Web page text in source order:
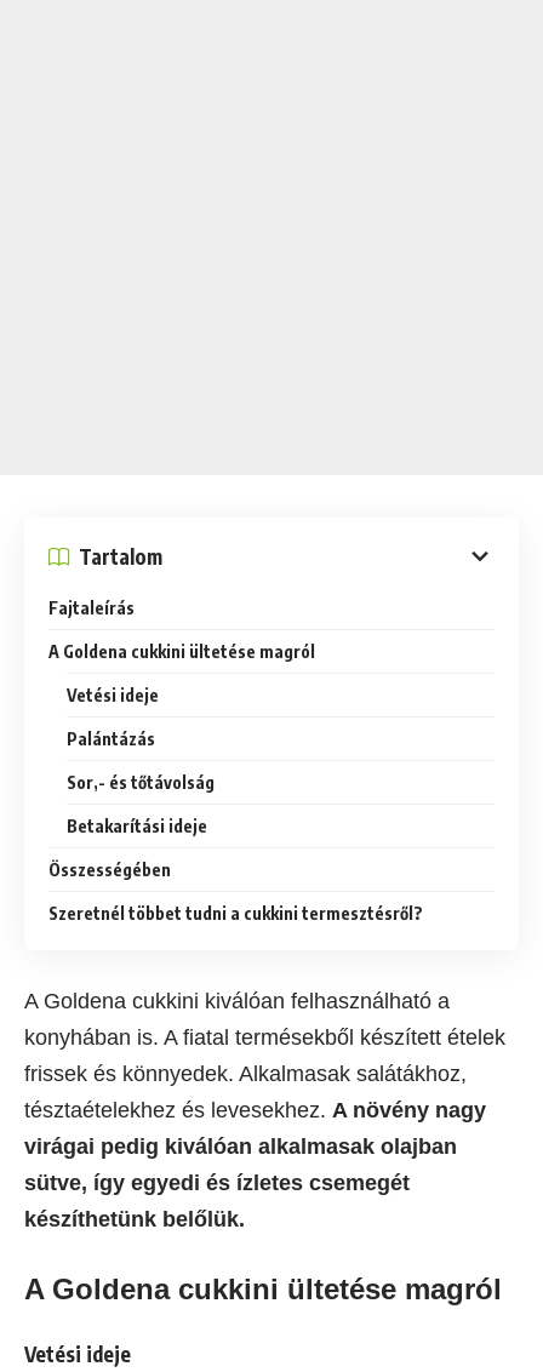
Tartalom
Fajtaleírás
A Goldena cukkini ültetése magról
Vetési ideje
Palántázás
Sor,- és tőtávolság
Betakarítási ideje
Összességében
Szeretnél többet tudni a cukkini termesztésről?
A Goldena cukkini kiválóan felhasználható a
konyhában is. A fiatal termésekből készített ételek
frissek és könnyedek. Alkalmasak salátákhoz,
tésztaételekhez és levesekhez. A növény nagy
virágai pedig kiválóan alkalmasak olajban
sütve, így egyedi és ízletes csemegét
készíthetünk belőlük.
A Goldena cukkini ültetése magról
Vetési ideje